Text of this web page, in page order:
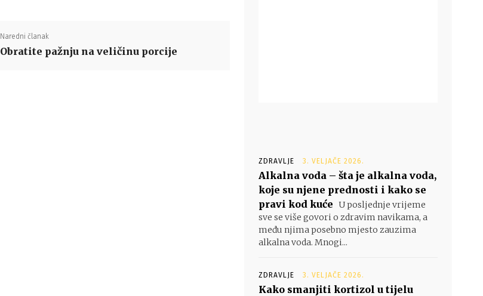
Naredni članak
Obratite pažnju na veličinu porcije
ZDRAVLJE 3. VELJAČE 2026.
Alkalna voda – šta je alkalna voda,
koje su njene prednosti i kako se
pravi kod kuće U posljednje vrijeme
sve se više govori o zdravim navikama, a
među njima posebno mjesto zauzima
alkalna voda. Mnogi...
ZDRAVLJE 3. VELJAČE 2026.
Kako smanjiti kortizol u tijelu